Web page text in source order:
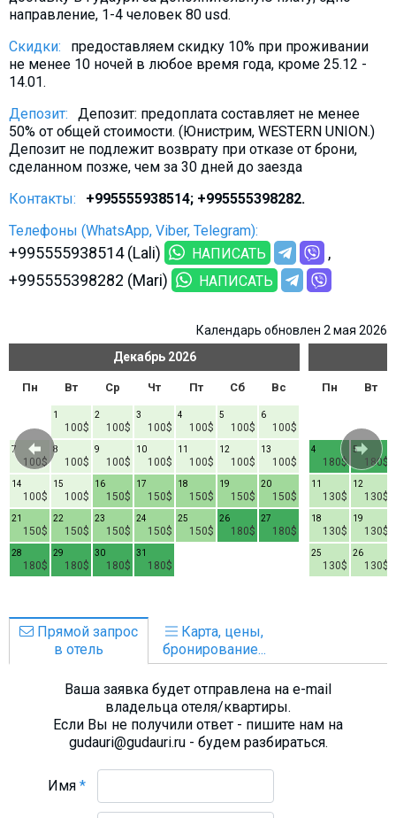
направление, 1-4 человек 80 usd.
Скидки:
предоставляем скидку 10% при проживании
не менее 10 ночей в любое время года, кроме 25.12 -
14.01.
Депозит:
Депозит: предоплата составляет не менее
50% от общей стоимости. (Юнистрим, WESTERN UNION.)
Депозит не подлежит возврату при отказе от брони,
сделанном позже, чем за 30 дней до заезда
Контакты:
+995555938514; +995555398282.
Телефоны (WhatsApp, Viber, Telegram):
+995555938514 (Lali) НАПИСАТЬ
+995555398282 (Mari) НАПИСАТЬ
Календарь обновлен 2 мая 2026
Декабрь 2026
Пн Вт Ср Чт Пт Сб Вс
100$
1
100$
2
100$
3
100$
4
100$
5
100$
6
100$
7
100$
8
100$
9
100$
10
100$
11
100$
12
100$
13
100$
14
100$
15
150$
16
150$
17
150$
18
150$
19
150$
20
150$
21
150$
22
150$
23
150$
24
150$
25
180$
26
180$
27
180$
28
180$
29
180$
30
180$
31
Пн Вт
180$
4
180$
5
130$
11
130$
12
130$
18
130$
19
130$
25
130$
26
Прямой запрос
в отель
Карта, цены,
бронирование...
Ваша заявка будет отправлена на e-mail
владельца отеля/квартиры.
Если Вы не получили ответ - пишите нам на
gudauri@gudauri.ru - будем разбираться.
Имя*